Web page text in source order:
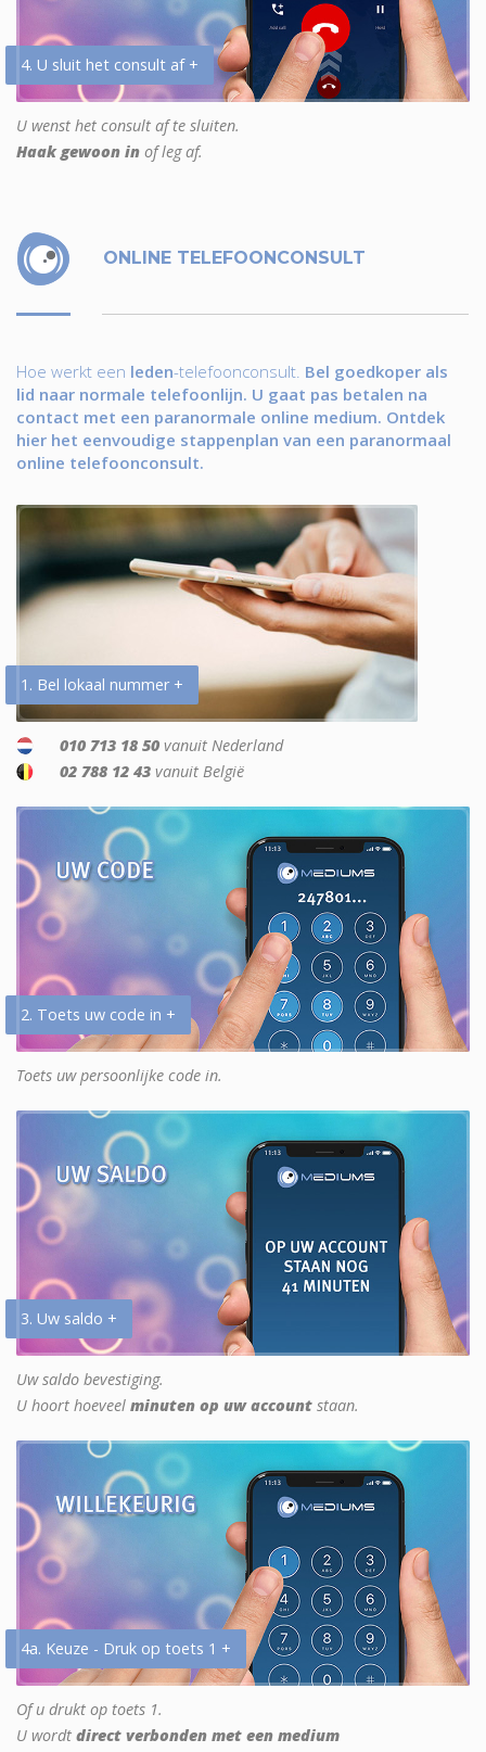
4. U sluit het consult af +
U wenst het consult af te sluiten.
Haak gewoon in of leg af.
ONLINE TELEFOONCONSULT
Hoe werkt een leden-telefoonconsult. Bel goedkoper als
lid naar normale telefoonlijn. U gaat pas betalen na
contact met een paranormale online medium. Ontdek
hier het eenvoudige stappenplan van een paranormaal
online telefoonconsult.
1. Bel lokaal nummer +
010 713 18 50 vanuit Nederland
02 788 12 43 vanuit België
2. Toets uw code in +
Toets uw persoonlijke code in.
3. Uw saldo +
Uw saldo bevestiging.
U hoort hoeveel minuten op uw account staan.
4a. Keuze - Druk op toets 1 +
Of u drukt op toets 1.
U wordt direct verbonden met een medium